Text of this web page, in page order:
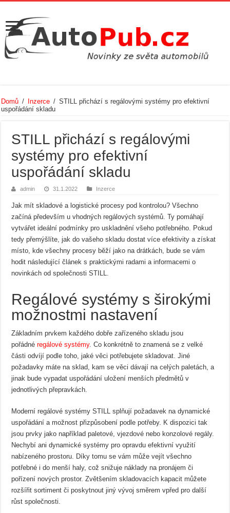
Domů / Inzerce / STILL přichází s regálovými systémy pro efektivní
uspořádání skladu
STILL přichází s regálovými
systémy pro efektivní
uspořádání skladu
admin 31.1.2022 Inzerce
Jak mít skladové a logistické procesy pod kontrolou? Všechno
začíná především u vhodných regálových systémů. Ty pomáhají
vytvářet ideální podmínky pro uskladnění všeho potřebného. Pokud
tedy přemýšlíte, jak do vašeho skladu dostat více efektivity a získat
místo, kde všechny procesy běží jako na drátkách, bude se vám
hodit následující článek s praktickými radami a informacemi o
novinkách od společnosti STILL.
Regálové systémy s širokými
možnostmi nastavení
Základním prvkem každého dobře zařízeného skladu jsou
pořádnéregálové systémy. Co konkrétně to znamená se z velké
části odvíjí podle toho, jaké věci potřebujete skladovat. Jiné
požadavky máte na sklad, kam se věci dávají na celých paletách, a
jinak bude vypadat uspořádání uložení menších předmětů v
jednotlivých přepravkách.
Moderní regálové systémy STILL splňují požadavek na dynamické
uspořádání a možnost přizpůsobení podle potřeby. K dispozici tak
jsou prvky jako například paletové, vjezdové nebo konzolové regály.
Nechybí ani dynamické systémy pro opravdu efektivní využití
nabízeného prostoru. Díky tomu se vám může vejít všechno
potřebné i do menší haly, což snižuje náklady na pronájem či
pořízení nových prostor. Zvětšením skladovacích kapacit můžete
rozšířit sortiment či poskytnout jiný vývoj směrem vpřed pro další
růst společnosti.